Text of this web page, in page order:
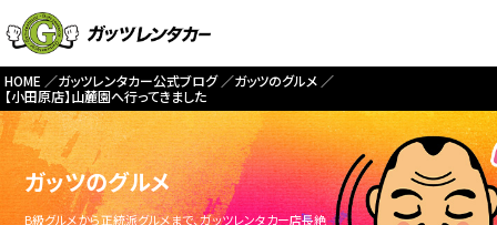
HOME ガッツレンタカー公式ブログ
ガッツのグルメ
【小田原店】山麓園へ行ってきました
ガッツのグルメ
B級グルメから正統派グルメまで、ガッツレンタカー店長絶